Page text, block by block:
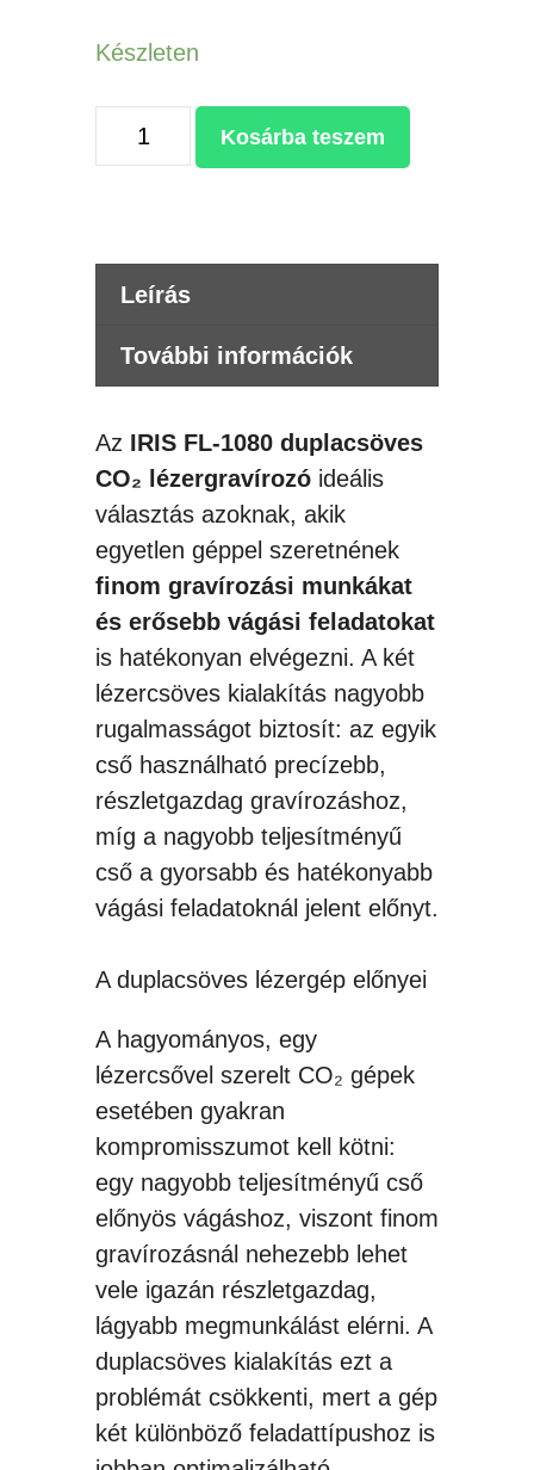
Készleten
IRIS
FL-
DUPLA
LÉZERGRAVÍROZÓ
mennyiség
Kosárba teszem
Leírás
További információk
Az IRIS FL-1080 duplacsöves
CO₂ lézergravírozó ideális
választás azoknak, akik
egyetlen géppel szeretnének
finom gravírozási munkákat
és erősebb vágási feladatokat
is hatékonyan elvégezni. A két
lézercsöves kialakítás nagyobb
rugalmasságot biztosít: az egyik
cső használható precízebb,
részletgazdag gravírozáshoz,
míg a nagyobb teljesítményű
cső a gyorsabb és hatékonyabb
vágási feladatoknál jelent előnyt.
A duplacsöves lézergép előnyei
A hagyományos, egy
lézercsővel szerelt CO₂ gépek
esetében gyakran
kompromisszumot kell kötni:
egy nagyobb teljesítményű cső
előnyös vágáshoz, viszont finom
gravírozásnál nehezebb lehet
vele igazán részletgazdag,
lágyabb megmunkálást elérni. A
duplacsöves kialakítás ezt a
problémát csökkenti, mert a gép
két különböző feladattípushoz is